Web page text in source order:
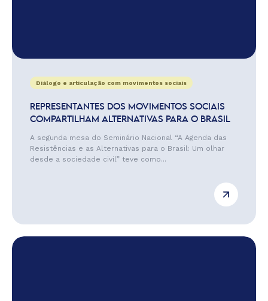
Diálogo e articulação com movimentos sociais
REPRESENTANTES DOS MOVIMENTOS SOCIAIS
COMPARTILHAM ALTERNATIVAS PARA O BRASIL
A segunda mesa do Seminário Nacional “A Agenda das
Resistências e as Alternativas para o Brasil: Um olhar
desde a sociedade civil” teve como...